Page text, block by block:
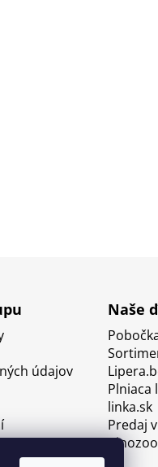
údajov
Naše
Plniaca
linka.sk
Predaj